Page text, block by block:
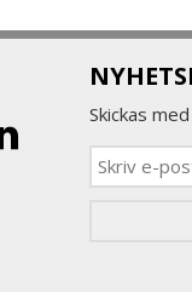
Skickas